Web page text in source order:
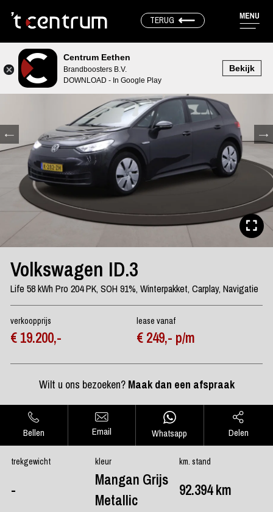
Centrum Eethen
Brandboosters B.V.
DOWNLOAD - In Google Play
Bekijk
TERUG
Volkswagen ID.3
Life 58 kWh Pro 204 PK, SOH 91%, Winterpakket, Carplay, Navigatie
verkoopprijs
€ 19.200,-
lease vanaf
€ 249,- p/m
Wilt u ons bezoeken? Maak dan een afspraak
Bellen Email Whatsapp Delen
trekgewicht kleur km. stand
-
Mangan Grijs
Metallic
92.394 km